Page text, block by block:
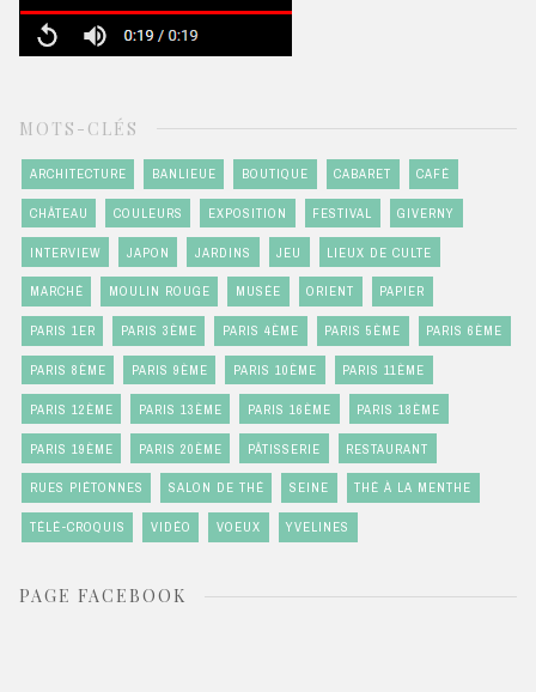
MOTS-CLÉS
ARCHITECTURE BANLIEUE BOUTIQUE CABARET CAFÉ
CHÂTEAU COULEURS EXPOSITION FESTIVAL GIVERNY
INTERVIEW JAPON JARDINS JEU LIEUX DE CULTE
MARCHÉ MOULIN ROUGE MUSÉE ORIENT PAPIER
PARIS 1ER PARIS 3ÈME PARIS 4ÈME PARIS 5ÈME PARIS 6ÈME
PARIS 8ÈME PARIS 9ÈME PARIS 10ÈME PARIS 11ÈME
PARIS 12ÈME PARIS 13ÈME PARIS 16ÈME PARIS 18ÈME
PARIS 19ÈME PARIS 20ÈME PÂTISSERIE RESTAURANT
RUES PIÉTONNES SALON DE THÉ SEINE THÉ À LA MENTHE
TÉLÉ-CROQUIS VIDÉO VOEUX YVELINES
PAGE FACEBOOK